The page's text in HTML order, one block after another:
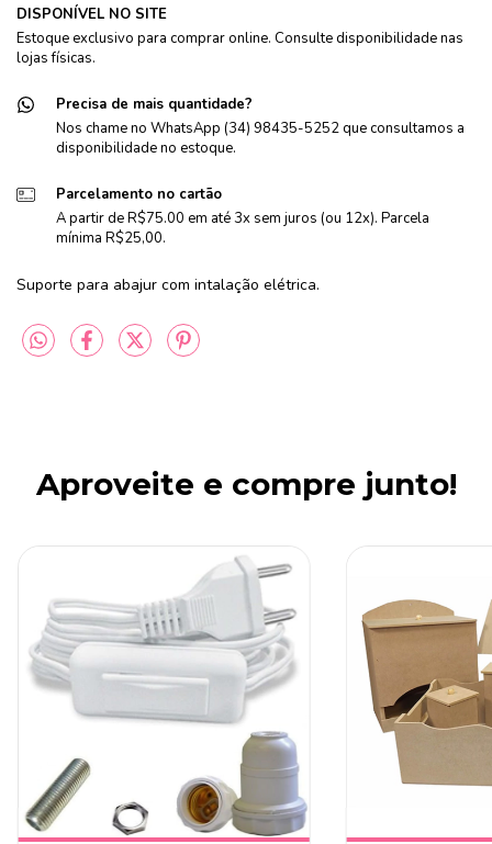
DISPONÍVEL NO SITE
Estoque exclusivo para comprar online. Consulte disponibilidade nas
lojas físicas.
Precisa de mais quantidade?
Nos chame no WhatsApp (34) 98435-5252 que consultamos a
disponibilidade no estoque.
Parcelamento no cartão
A partir de R$75.00 em até 3x sem juros (ou 12x). Parcela
mínima R$25,00.
Suporte para abajur com intalação elétrica.
Aproveite e compre junto!